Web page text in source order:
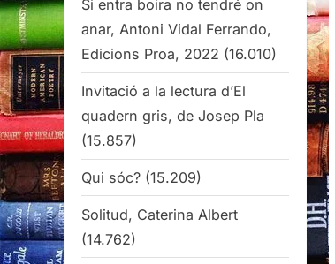
Si entra boira no tendré on
anar, Antoni Vidal Ferrando,
Edicions Proa, 2022 (16.010)
Invitació a la lectura d’El
quadern gris, de Josep Pla
(15.857)
Qui sóc? (15.209)
Solitud, Caterina Albert
(14.762)